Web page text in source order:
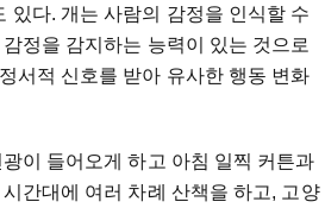
있다. 개는 사람의 감정을 인식할 수
정을 감지하는 능력이 있는 것으로
서적 신호를 받아 유사한 행동 변화
이 들어오게 하고 아침 일찍 커튼과
간대에 여러 차례 산책을 하고, 고양